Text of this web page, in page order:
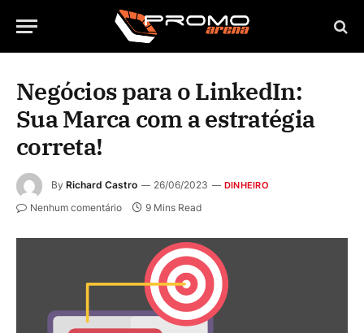
Negócios para o LinkedIn:
Sua Marca com a estratégia
correta!
By Richard Castro 26/06/2023 DINHEIRO
Nenhum comentário 9 Mins Read